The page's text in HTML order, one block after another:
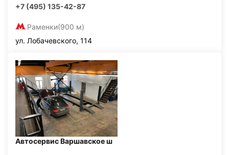
+7 (495) 135-42-87
Раменки(900 м)
ул. Лобачевского, 114
Автосервис Варшавское ш